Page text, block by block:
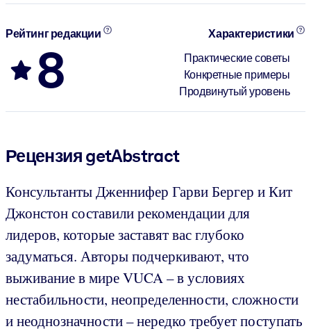
Рейтинг редакции
8
Характеристики
Практические советы
Конкретные примеры
Продвинутый уровень
Рецензия getAbstract
Консультанты Дженнифер Гарви Бергер и Кит
Джонстон составили рекомендации для
лидеров, которые заставят вас глубоко
задуматься. Авторы подчеркивают, что
выживание в мире VUCA – в условиях
нестабильности, неопределенности, сложности
и неоднозначности – нередко требует поступать